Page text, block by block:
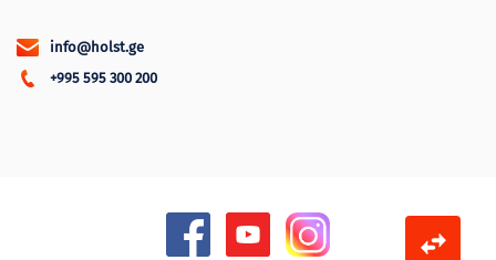
info@holst.ge
+995 595 300 200